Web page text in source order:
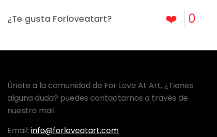
¿Te gusta Forloveatart? ❤️ 0
Únete a la comunidad de For Love At Art, ¿Tienes
alguna duda? puedes contactarnos a través de
nuestro mail
Email: info@forloveatart.com